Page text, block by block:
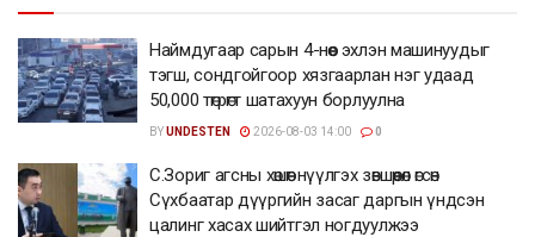
Наймдугаар сарын 4-нөөс эхлэн машинуудыг
тэгш, сондгойгоор хязгаарлан нэг удаад
50,000 төгрөгт шатахуун борлуулна
BYUNDESTEN 2026-08-03 14:00 0
С.Зориг агсны хөшөөг нүүлгэх зөвшөөрөл өгсөн
Сүхбаатар дүүргийн засаг даргын үндсэн
цалинг хасах шийтгэл ногдуулжээ